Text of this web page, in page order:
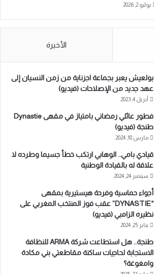
يوليو 2, 2026
الأخيرة
بولعيش يعبر بجماعة اجزناية من زمن النسيان إلى
عهد جديد من الإصلاحات (فيديو)
أبريل 4, 2023
فطور عائلي رمضاني بامتياز في مقهى Dynastie
طنجة (فيديو)
مارس 18, 2024
قيادي بامي.. الوهابي ارتكب خطأ جسيما وطرده لا
علاقة له بالقيادة الوطنية
سبتمبر 24, 2024
أجواء حماسية وفرحة هيستيرية بمقهى
“DYNASTIE” عقب فوز المنتخب المغربي على
نظيره الزامبي (فيديو)
يناير 25, 2024
طنجة.. هل استطاعت شركة ARMA للنظافة
الاستجابة لحاجيات ساكنة مقاطعتي بني مكادة
وامغوغة؟